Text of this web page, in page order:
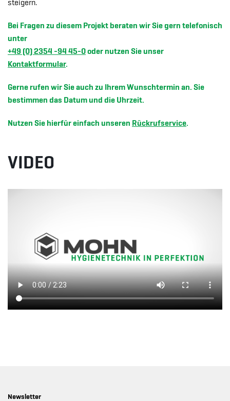
steigern.
Bei Fragen zu diesem Projekt beraten wir Sie gern telefonisch
unter
+49 (0) 2354 -94 45-0oder nutzen Sie unser
Kontaktformular.
Gerne rufen wir Sie auch zu Ihrem Wunschtermin an. Sie
bestimmen das Datum und die Uhrzeit.
Nutzen Sie hierfür einfach unseren Rückrufservice.
VIDEO
Newsletter